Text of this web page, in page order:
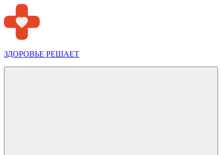
Перейти
к
содержимому
ЗДОРОВЬЕ РЕШАЕТ